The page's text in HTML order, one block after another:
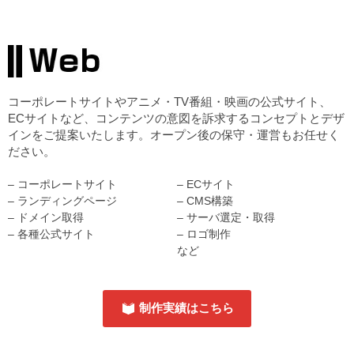
コーポレートサイトやアニメ・TV番組・映画の公式サイト、
ECサイトなど、コンテンツの意図を訴求するコンセプトとデザ
インをご提案いたします。オープン後の保守・運営もお任せく
ださい。
– コーポレートサイト
– ECサイト
– ランディングページ
– CMS構築
– ドメイン取得
– サーバ選定・取得
– 各種公式サイト
– ロゴ制作
など
制作実績はこちら